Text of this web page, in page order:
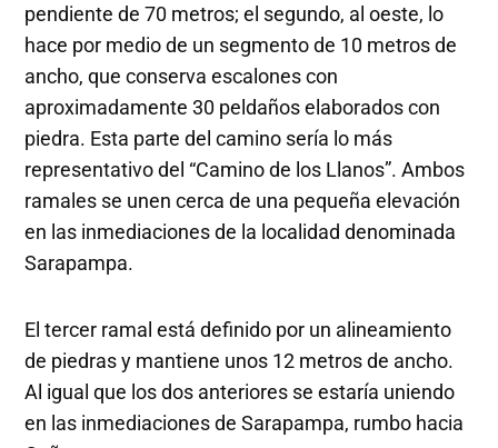
pendiente de 70 metros; el segundo, al oeste, lo
hace por medio de un segmento de 10 metros de
ancho, que conserva escalones con
aproximadamente 30 peldaños elaborados con
piedra. Esta parte del camino sería lo más
representativo del “Camino de los Llanos”. Ambos
ramales se unen cerca de una pequeña elevación
en las inmediaciones de la localidad denominada
Sarapampa.
El tercer ramal está definido por un alineamiento
de piedras y mantiene unos 12 metros de ancho.
Al igual que los dos anteriores se estaría uniendo
en las inmediaciones de Sarapampa, rumbo hacia